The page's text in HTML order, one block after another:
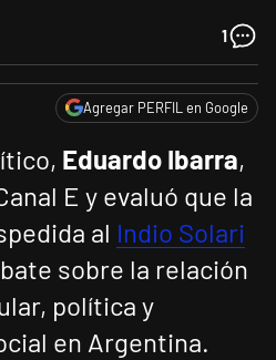
1
Agregar PERFIL en Google
Eduardo Ibarra,
E y evaluó que la
al Indio Solari
sobre la relación
política y
en Argentina.